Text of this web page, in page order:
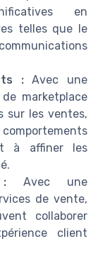
en
telles que le
:Avec une
marketplace
sur les ventes,
comportements
à affiner les
Avec une
de vente,
collaborer
client